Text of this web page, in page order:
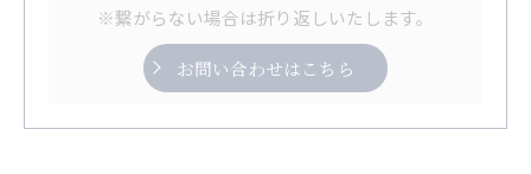
※繋がらない場合は折り返しいたします。
お問い合わせはこちら